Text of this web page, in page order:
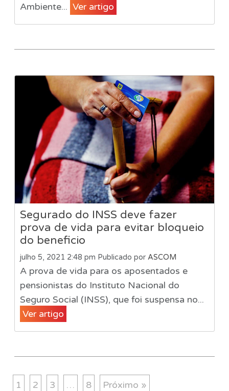
Ambiente... Ver artigo
Segurado do INSS deve fazer
prova de vida para evitar bloqueio
do beneficio
julho 5, 2021 2:48 pm Publicado por ASCOM
A prova de vida para os aposentados e
pensionistas do Instituto Nacional do
Seguro Social (INSS), que foi suspensa no...
Ver artigo
1 2 3 … 8 Próximo »